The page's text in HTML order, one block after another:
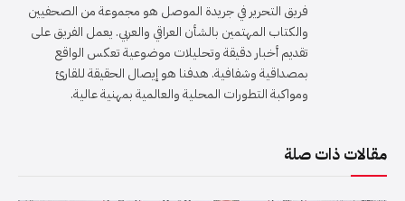
فريق التحرير في جريدة الموصل هو مجموعة من الصحفيين
والكتاب المهتمين بالشأن العراقي والعربي. يعمل الفريق على
تقديم أخبار دقيقة وتحليلات موضوعية تعكس الواقع
بمصداقية وشفافية. هدفنا هو إيصال الحقيقة للقارئ
ومواكبة التطورات المحلية والعالمية بمهنية عالية.
مقالات ذات صلة